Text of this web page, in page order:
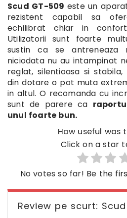
Scud GT-509 este un
rezistent capabil sa
echilibrat chiar in
Utilizatorii sunt foarte
sustin ca se antreneaza
niciodata nu au intampinat
reglat, silentioasa si
din dotare o pot muta
in altul. O recomanda cu
sunt de parere ca
unul foarte bun.
How useful was
Click on a star
No votes so far! Be the
Review pe scurt: